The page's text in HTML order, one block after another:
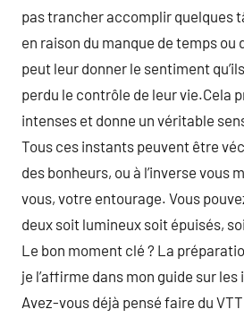
pas trancher accomplir quelques
en raison du manque de temps ou
peut leur donner le sentiment
perdu le contrôle de leur vie.Cela
intenses et donne un véritable
Tous ces instants peuvent être
des bonheurs, ou à l’inverse vous
vous, votre entourage. Vous
deux soit lumineux soit épuisés,
Le bon moment clé ? La
je l’affirme dans mon guide sur
Avez-vous déjà pensé faire du